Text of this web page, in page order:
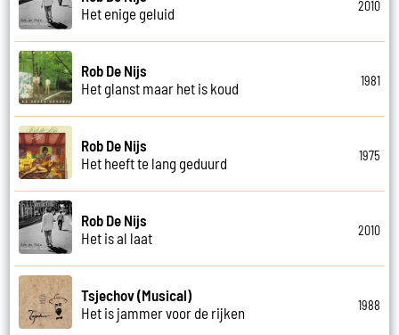
Het enige geluid
2010
Rob De Nijs
Het glanst maar het is koud
1981
Rob De Nijs
Het heeft te lang geduurd
1975
Rob De Nijs
Het is al laat
2010
Tsjechov (Musical)
Het is jammer voor de rijken
1988